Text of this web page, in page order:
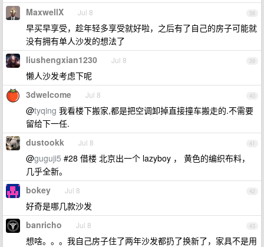
38
MaxwellX Jul 8
早买早享受，趁年轻多享受就好啦，之后有了自己的房子可能就
没有拥有单人沙发的想法了
39
liushengxian1230 Jul 8
懒人沙发考虑下呢
40
3dwelcome Jul 8
@tyqing 我看楼下搬家,都是把空调卸掉直接撞车搬走的.不需要
留给下一任.
41
dustookk Jul 8
@guguji5 #28 借楼 北京出一个 lazyboy ， 黄色的编织布料，
几乎全新。
42
bokey Jul 8
好奇是哪几款沙发
43
banricho Jul 8
想啥。。。我自己房子住了两年沙发都扔了换新了，家具不是用